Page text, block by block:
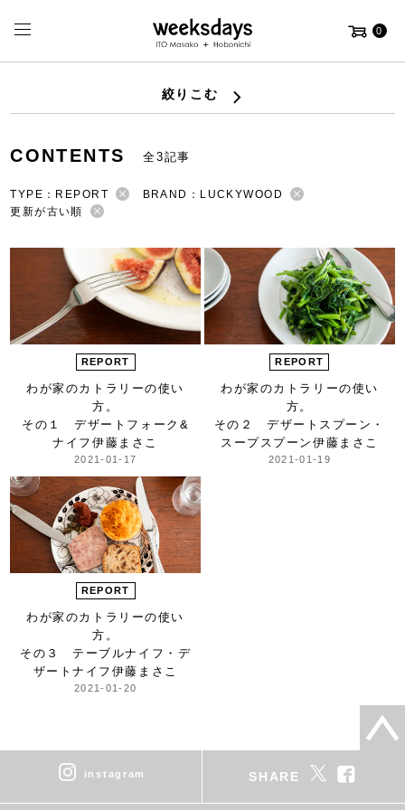
0
絞りこむ
CONTENTS 全3記事
TYPE：REPORT
BRAND：LUCKYWOOD
更新が古い順
REPORT
わが家のカトラリーの使い
方。
その１ デザートフォーク&
ナイフ伊藤まさこ
2021-01-17
REPORT
わが家のカトラリーの使い
方。
その２ デザートスプーン・
スープスプーン 伊藤まさこ
2021-01-19
REPORT
わが家のカトラリーの使い
方。
その３ テーブルナイフ・デ
ザートナイフ 伊藤まさこ
2021-01-20
instagram SHARE